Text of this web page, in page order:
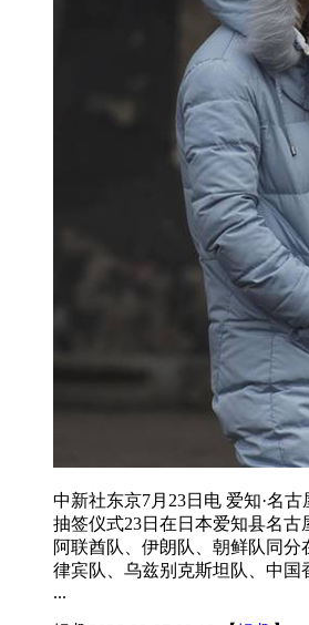
中新社东京7月23日电 爱知·名
抽签仪式23日在日本爱知县名
阿联酋队、伊朗队、朝鲜队同
律宾队、乌兹别克斯坦队、中国
...